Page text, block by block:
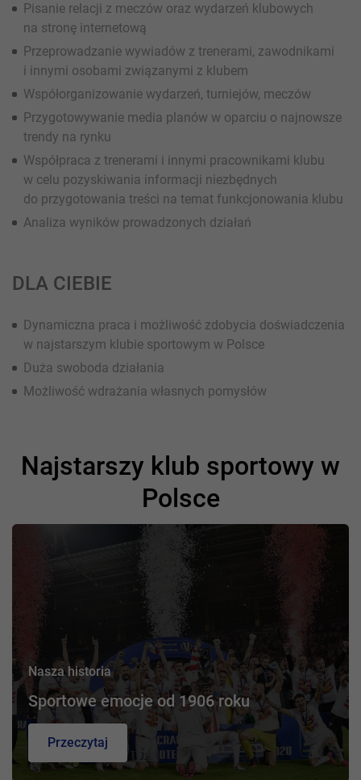
Pisanie relacji z meczów oraz wydarzeń klubowych
na stronę internetową
Przeprowadzanie wywiadów z trenerami, zawodnikami
i innymi osobami związanymi z klubem
Współorganizowanie wydarzeń, turniejów, meczów
Przygotowywanie media planów w oparciu o najnowsze
trendy na rynku
Współpraca z trenerami i innymi pracownikami klubu
w celu pozyskiwania informacji niezbędnych
do przygotowania treści na temat funkcjonowania klubu
Analiza wyników prowadzonych działań
DLA CIEBIE
Dynamiczna praca i możliwość zdobycia doświadczenia
w najstarszym klubie sportowym w Polsce
Duża swoboda działania
Możliwość wdrażania własnych pomysłów
Najstarszy klub sportowy w
Polsce
Nasza historia
Sportowe emocje od 1906 roku
Przeczytaj